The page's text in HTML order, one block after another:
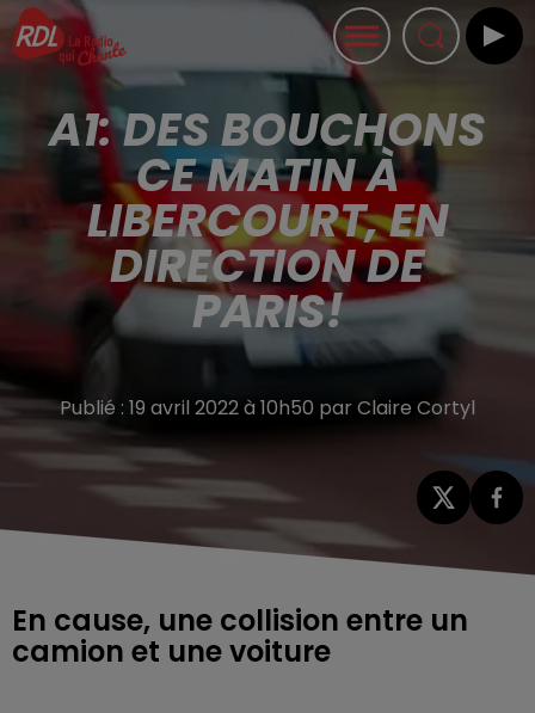
A1: DES BOUCHONS
CE MATIN À
LIBERCOURT, EN
DIRECTION DE
PARIS!
Publié : 19 avril 2022 à 10h50 par Claire Cortyl
En cause, une collision entre un
camion et une voiture